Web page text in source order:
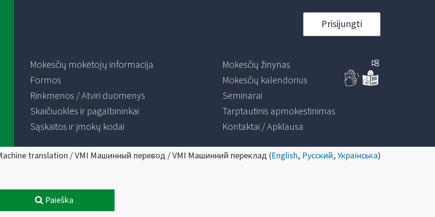
Prisijungti
Mokesčių mokėtojų informacija
Formos
Rinkmenos / Atviri duomenys
Skaičiuoklės ir pagalbininkai
Sąskaitos ir įmokų kodai
Mokesčių žinynas
Mokesčių kalendorius
Seminarai
Tarptautinis apmokestinimas
Kontaktai / Apklausa
translation / VMI Машинный перевод / VMI Машинний переклад (English, Русский,Українська)
Paieška